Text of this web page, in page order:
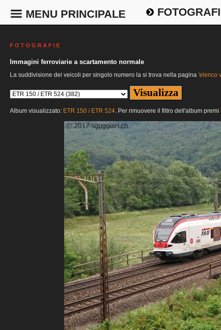
MENU PRINCIPALE
F O T O G R A F I E
Immagini ferroviarie a scartamento normale
La suddivisione dei veicoli per singolo numero la si trova nella pagina 'elenco
Album visualizzato: ETR 150 / ETR 524. Per rimuovere il filtro dell'album premi